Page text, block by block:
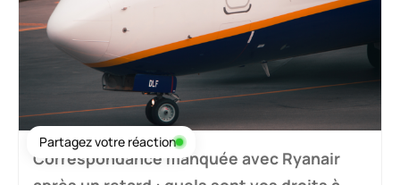
Correspondance manquée avec Ryanair
Partagez votre réaction